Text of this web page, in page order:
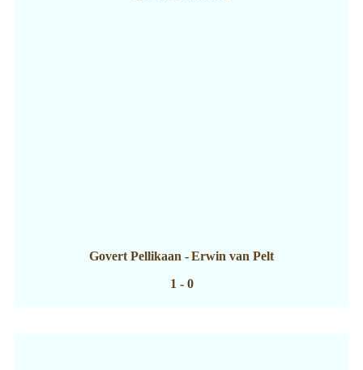
Govert Pellikaan - Erwin van Pelt
1 - 0